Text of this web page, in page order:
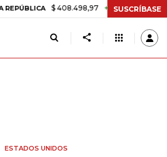
$ 408.498,97 +$ 8.753,81 +2,19%
SUSCRÍBASE
ESTADOS UNIDOS